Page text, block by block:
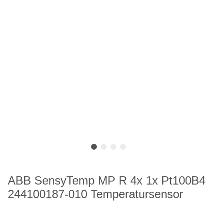
ABB SensyTemp MP R 4x 1x Pt100B4
244100187-010 Temperatursensor